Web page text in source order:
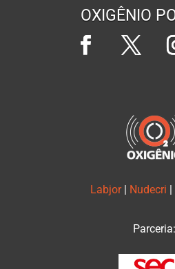
OXIGÊNIO
Labjor | Nudecri |
Parceria: